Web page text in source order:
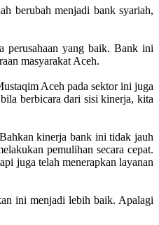
berubah menjadi bank syariah,
perusahaan yang baik. Bank ini
masyarakat Aceh.
Aceh pada sektor ini juga
berbicara dari sisi kinerja, kita
kinerja bank ini tidak jauh
pemulihan secara cepat.
juga telah menerapkan layanan
ini menjadi lebih baik. Apalagi